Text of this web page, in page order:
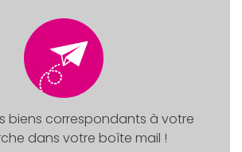
biens correspondants à votre
dans votre boîte mail !